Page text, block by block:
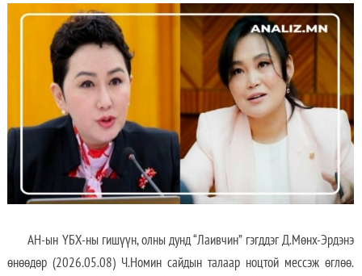
АН-ын ҮБХ-ны гишүүн, олны дунд “Лаивчин” гэгддэг Д.Мөнх-Эрдэнэ
өнөөдөр (2026.05.08) Ч.Номин сайдын талаар ноцтой мессэж өглөө.